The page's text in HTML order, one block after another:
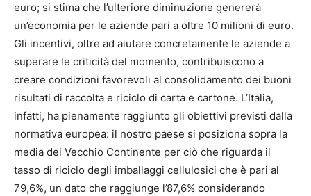
euro; si stima che l’ulteriore diminuzione genererà
un’economia per le aziende pari a oltre 10 milioni di euro.
Gli incentivi, oltre ad aiutare concretamente le aziende a
superare le criticità del momento, contribuiscono a
creare condizioni favorevoli al consolidamento dei buoni
risultati di raccolta e riciclo di carta e cartone. L’Italia,
infatti, ha pienamente raggiunto gli obiettivi previsti dalla
normativa europea: il nostro paese si posiziona sopra la
media del Vecchio Continente per ciò che riguarda il
tasso di riciclo degli imballaggi cellulosici che è pari al
79,6%, un dato che raggiunge l’87,6% considerando